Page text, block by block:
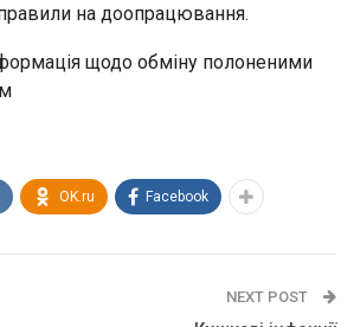
на доопрацювання.
щодо обміну полоненими
OK.ru Facebook
NEXT POST